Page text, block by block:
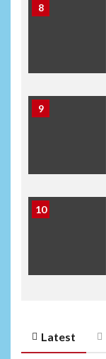
8
9
10
Latest